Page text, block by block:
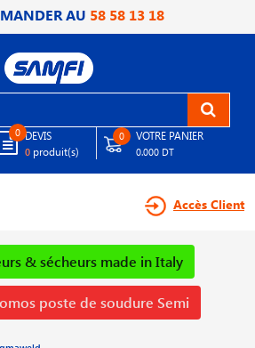
AU 58 58 13 18
0 DEVIS
0 produit(s)
0 VOTRE PANIER
0.000 DT
Accès Client
& sécheurs made in Italy
poste de soudure Semi